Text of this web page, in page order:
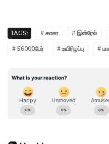
TAGS: # காசா # இஸ்ரேல்
# 56000பேர்
# உயிரிழப்பு #